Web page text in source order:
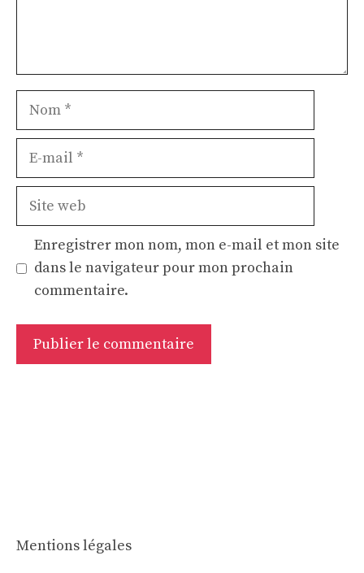
Nom
Site
Enregistrer mon nom, mon e-mail et mon site
dans le navigateur pour mon prochain
commentaire.
Mentions légales